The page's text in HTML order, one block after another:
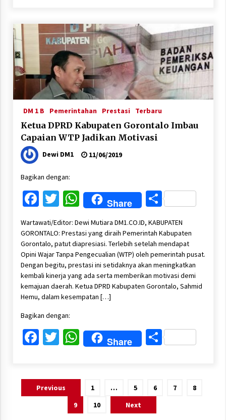
DM 1 B Pemerintahan Prestasi Terbaru
Ketua DPRD Kabupaten Gorontalo Imbau
Capaian WTP Jadikan Motivasi
Dewi DM1 11/06/2019
Bagikan dengan:
Facebook
Twitter
WhatsApp
Share Share
Wartawati/Editor: Dewi Mutiara DM1.CO.ID, KABUPATEN
GORONTALO: Prestasi yang diraih Pemerintah Kabupaten
Gorontalo, patut diapresiasi. Terlebih setelah mendapat
Opini Wajar Tanpa Pengecualian (WTP) oleh pemerintah pusat.
Dengan begitu, prestasi ini setidaknya akan meningkatkan
kembali kinerja yang ada serta memberikan motivasi demi
kemajuan daerah. Ketua DPRD Kabupaten Gorontalo, Sahmid
Hemu, dalam kesempatan […]
Bagikan dengan:
Facebook
Twitter
WhatsApp
Share Share
Paginasi
Previous 1 … 5 6 7
8
9
10 Next